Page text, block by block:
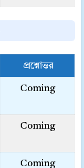
প্রশ্নোত্তর
Coming
Coming
Coming